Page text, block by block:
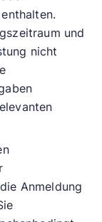
und
nicht
Anmeldung